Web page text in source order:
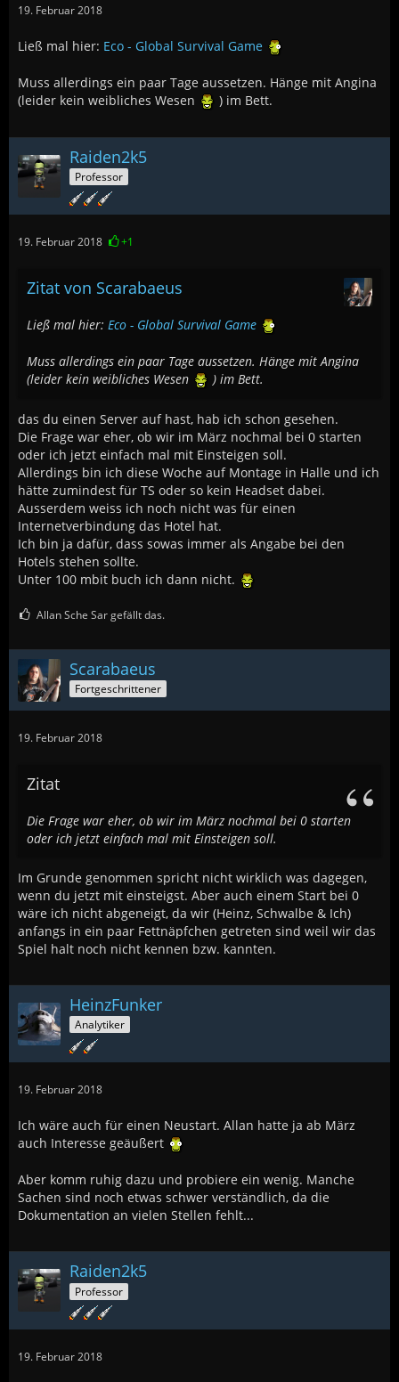
19. Februar 2018
Ließ mal hier: Eco - Global Survival Game
Muss allerdings ein paar Tage aussetzen. Hänge mit Angina
(leider kein weibliches Wesen
) im Bett.
Raiden2k5
Professor
19. Februar 2018 +1
Zitat von Scarabaeus
Ließ mal hier: Eco - Global Survival Game
Muss allerdings ein paar Tage aussetzen. Hänge mit Angina
(leider kein weibliches Wesen
) im Bett.
das du einen Server auf hast, hab ich schon gesehen.
Die Frage war eher, ob wir im März nochmal bei 0 starten
oder ich jetzt einfach mal mit Einsteigen soll.
Allerdings bin ich diese Woche auf Montage in Halle und ich
hätte zumindest für TS oder so kein Headset dabei.
Ausserdem weiss ich noch nicht was für einen
Internetverbindung das Hotel hat.
Ich bin ja dafür, dass sowas immer als Angabe bei den
Hotels stehen sollte.
Unter 100 mbit buch ich dann nicht.
Allan Sche Sar gefällt das.
Scarabaeus
Fortgeschrittener
19. Februar 2018
Zitat
Die Frage war eher, ob wir im März nochmal bei 0 starten
oder ich jetzt einfach mal mit Einsteigen soll.
Im Grunde genommen spricht nicht wirklich was dagegen,
wenn du jetzt mit einsteigst. Aber auch einem Start bei 0
wäre ich nicht abgeneigt, da wir (Heinz, Schwalbe & Ich)
anfangs in ein paar Fettnäpfchen getreten sind weil wir das
Spiel halt noch nicht kennen bzw. kannten.
HeinzFunker
Analytiker
19. Februar 2018
Ich wäre auch für einen Neustart. Allan hatte ja ab März
auch Interesse geäußert
Aber komm ruhig dazu und probiere ein wenig. Manche
Sachen sind noch etwas schwer verständlich, da die
Dokumentation an vielen Stellen fehlt...
Raiden2k5
Professor
19. Februar 2018